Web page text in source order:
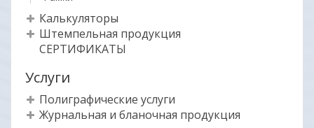
Калькуляторы
Штемпельная продукция
СЕРТИФИКАТЫ
Услуги
Полиграфические услуги
Журнальная и бланочная продукция